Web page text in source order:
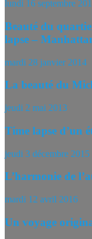
lundi 16 septembre
Beauté du
lapse –
mardi 28 janvier 2014
La beauté du
jeudi 2 mai 2013
Time lapse d’un
jeudi 3 décembre 2015
L’harmonie de
mardi 12 avril 2016
Un voyage